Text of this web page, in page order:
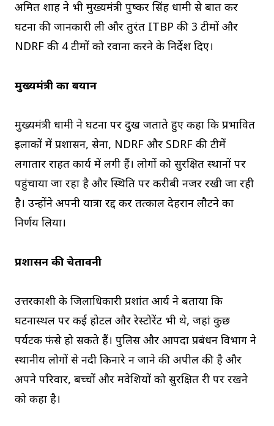
अमित शाह ने भी मुख्यमंत्री पुष्कर सिंह धामी से बात कर
घटना की जानकारी ली और तुरंत ITBP की 3 टीमों और
NDRF की 4 टीमों को रवाना करने के निर्देश दिए।
मुख्यमंत्री का बयान
मुख्यमंत्री धामी ने घटना पर दुख जताते हुए कहा कि प्रभावित
इलाकों में प्रशासन, सेना, NDRF और SDRF की टीमें
लगातार राहत कार्य में लगी हैं। लोगों को सुरक्षित स्थानों पर
पहुंचाया जा रहा है और स्थिति पर करीबी नजर रखी जा रही
है। उन्होंने अपनी यात्रा रद्द कर तत्काल देहरादून लौटने का
निर्णय लिया।
प्रशासन की चेतावनी
उत्तरकाशी के जिलाधिकारी प्रशांत आर्य ने बताया कि
घटनास्थल पर कई होटल और रेस्टोरेंट भी थे, जहां कुछ
पर्यटक फंसे हो सकते हैं। पुलिस और आपदा प्रबंधन विभाग ने
स्थानीय लोगों से नदी किनारे न जाने की अपील की है और
अपने परिवार, बच्चों और मवेशियों को सुरक्षित दूरी पर रखने
को कहा है।